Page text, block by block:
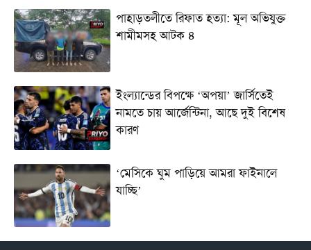
পাহাড়তলীতে রিফাত হত্যা: মূল অভিযুক্ত
শামীমসহ আটক ৪
ইংল্যান্ডের বিপক্ষে ‘অপয়া’ জার্সিতেই
নামতে চায় আর্জেন্টিনা, আছে দুই বিশেষ
কারণ
‘মেসিকে ঘুম পাড়িয়ে আমরা ফাইনালে
যাচ্ছি’